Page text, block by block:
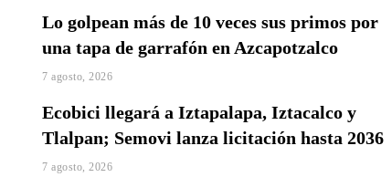
Lo golpean más de 10 veces sus primos por
una tapa de garrafón en Azcapotzalco
7 agosto, 2026
Ecobici llegará a Iztapalapa, Iztacalco y
Tlalpan; Semovi lanza licitación hasta 2036
7 agosto, 2026